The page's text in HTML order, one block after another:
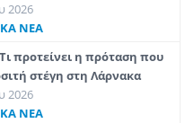
2026
ΝΕΑ
προτείνει η πρόταση που
στέγη στη Λάρνακα
2026
ΝΕΑ